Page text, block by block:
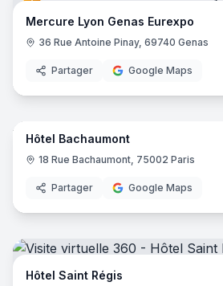
Mercure Lyon Genas Eurexpo
36 Rue Antoine Pinay, 69740 Genas
Partager Google Maps
Hôtel Bachaumont
18 Rue Bachaumont, 75002 Paris
Partager Google Maps
Hôtel Saint Régis